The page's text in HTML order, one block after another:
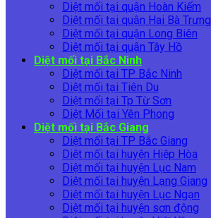
Diệt mối tại quận Hoàn Kiếm
Diệt mối tại quận Hai Bà Trưng
Diệt mối tại quận Long Biên
Diệt mối tại quận Tây Hồ
Diệt mối tại Bắc Ninh
Diệt mối tại TP Bắc Ninh
Diệt mối tại Tiên Du
Diệt mối tại Tp Từ Sơn
Diệt Mối tại Yên Phong
Diệt mối tại Bắc Giang
Diệt mối tại TP Bắc Giang
Diệt mối tại huyện Hiệp Hòa
Diệt mối tại huyện Lục Nam
Diệt mối tại huyện Lạng Giang
Diệt mối tại huyện Lục Ngạn
Diệt mối tại huyện sơn động